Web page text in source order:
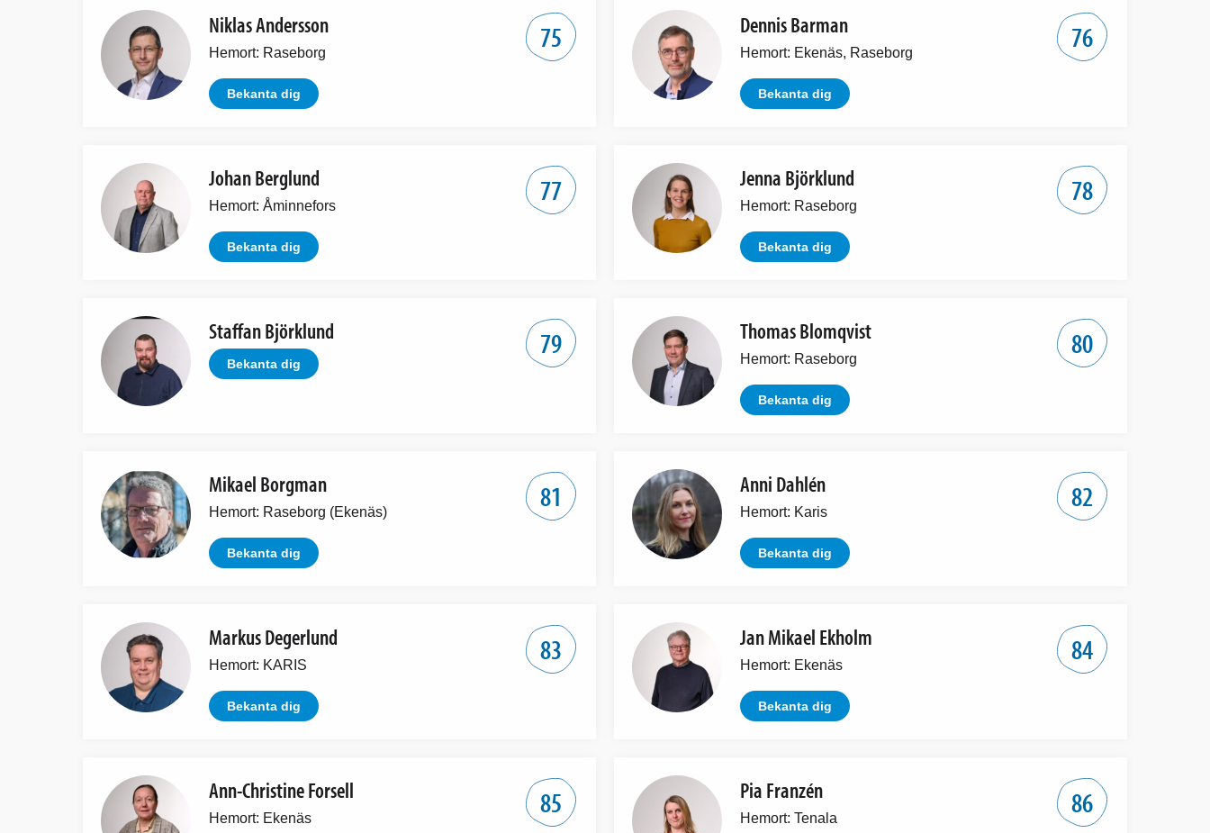
75
Niklas Andersson
Hemort: Raseborg
Bekanta dig
76
Dennis Barman
Hemort: Ekenäs, Raseborg
Bekanta dig
77
Johan Berglund
Hemort: Åminnefors
Bekanta dig
78
Jenna Björklund
Hemort: Raseborg
Bekanta dig
79
Staffan Björklund
Bekanta dig
80
Thomas Blomqvist
Hemort: Raseborg
Bekanta dig
81
Mikael Borgman
Hemort: Raseborg (Ekenäs)
Bekanta dig
82
Anni Dahlén
Hemort: Karis
Bekanta dig
83
Markus Degerlund
Hemort: KARIS
Bekanta dig
84
Jan Mikael Ekholm
Hemort: Ekenäs
Bekanta dig
85
Ann-Christine Forsell
Hemort: Ekenäs 86
Pia Franzén
Hemort: Tenala